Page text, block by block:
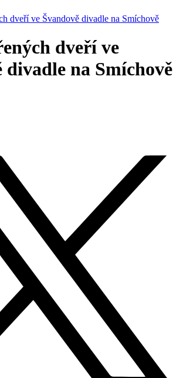
dveří ve Švandově divadle na Smíchově
dveří ve
divadle na Smíchově